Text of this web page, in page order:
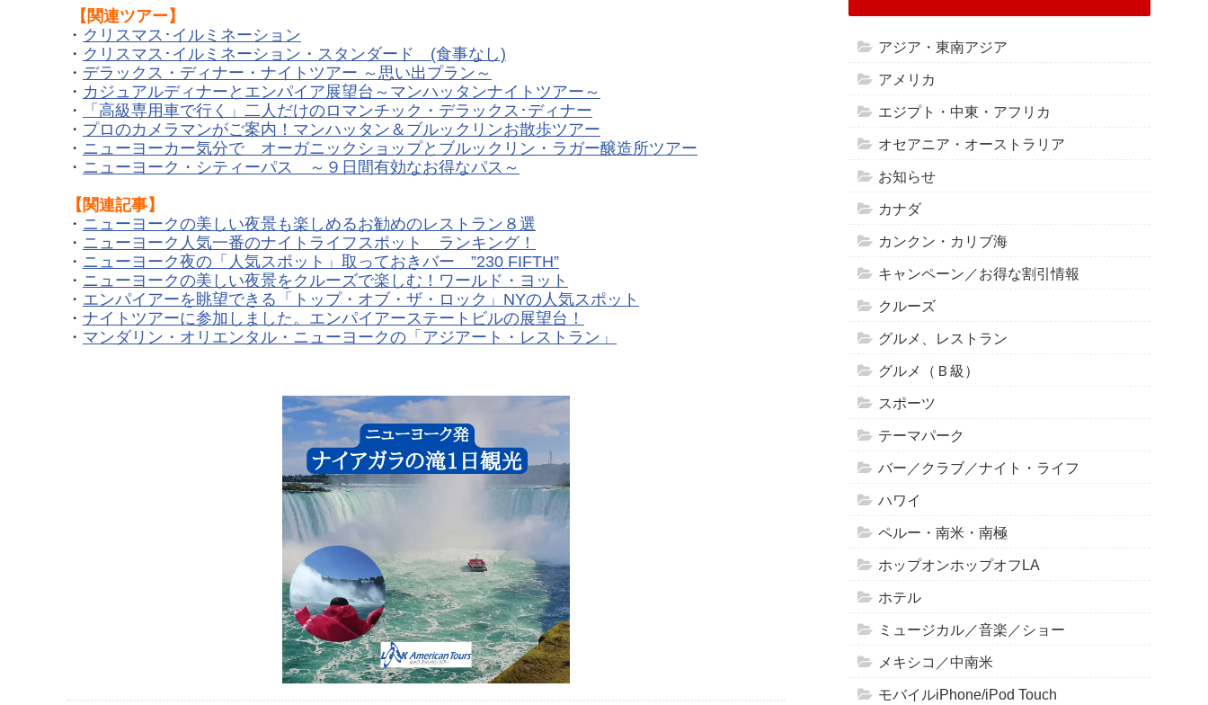
【関連ツアー】
・ クリスマス･イルミネーション
・ クリスマス･イルミネーション・スタンダード (食事なし)
・ デラックス・ディナー・ナイトツアー ～思い出プラン～
・ カジュアルディナーとエンパイア展望台～マンハッタンナイトツアー～
・
「高級専用車で行く」二人だけのロマンチック・デラックス･ディナー
・ プロのカメラマンがご案内！マンハッタン＆ブルックリンお散歩ツアー
・ ニューヨーカー気分で オーガニックショップとブルックリン・ラガー醸造所ツアー
・ ニューヨーク・シティーパス ～９日間有効なお得なパス～
【関連記事】
・ ニューヨークの美しい夜景も楽しめるお勧めのレストラン８選
・ ニューヨーク人気一番のナイトライフスポット ランキング！
・ ニューヨーク夜の「人気スポット」取っておきバー ”230 FIFTH”
・ ニューヨークの美しい夜景をクルーズで楽しむ！ワールド・ヨット
・ エンパイアーを眺望できる「トップ・オブ・ザ・ロック」NYの人気スポット
・ ナイトツアーに参加しました。エンパイアーステートビルの展望台！
・ マンダリン・オリエンタル・ニューヨークの「アジアート・レストラン」
アジア・東南アジア
アメリカ
エジプト・中東・アフリカ
オセアニア・オーストラリア
お知らせ
カナダ
カンクン・カリブ海
キャンペーン／お得な割引情報
クルーズ
グルメ、レストラン
グルメ（Ｂ級）
スポーツ
テーマパーク
バー／クラブ／ナイト・ライフ
ハワイ
ペルー・南米・南極
ホップオンホップオフLA
ホテル
ミュージカル／音楽／ショー
メキシコ／中南米
モバイルiPhone/iPod Touch